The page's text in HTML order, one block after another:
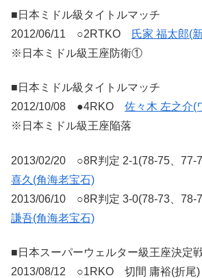
■日本ミドル級タイトルマッチ
2012/06/11 ○2RTKO
氏家 福太郎(
※日本ミドル級王座防衛①
■日本ミドル級タイトルマッチ
2012/10/08 ●4RKO 佐々木 左之介(
※日本ミドル級王座陥落
2013/02/20 ○8R判定 2-1(78-75、77-
喜久(角海老宝石)
2013/06/10 ○8R判定 3-0(78-73、78-
謙吾(角海老宝石)
■日本スーパーウェルター級王座決定
2013/08/12 ○1RKO 切間 庸裕(折尾)